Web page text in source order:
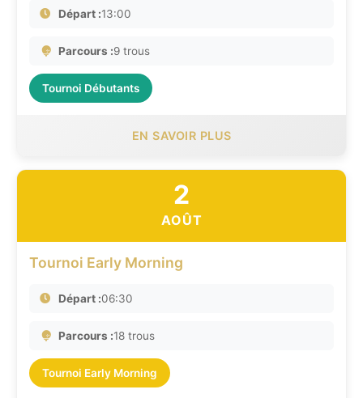
Départ :13:00
Parcours :9 trous
Tournoi Débutants
EN SAVOIR PLUS
2
AOÛT
Tournoi Early Morning
Départ :06:30
Parcours :18 trous
Tournoi Early Morning